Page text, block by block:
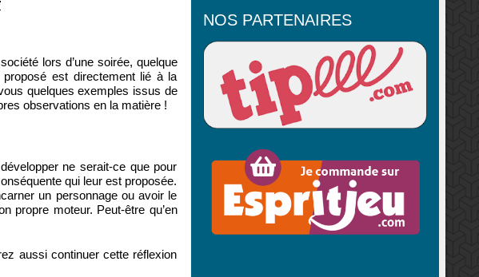
lors d’une soirée, quelque
est directement lié à la
quelques exemples issus de
observations en la matière !
ne serait-ce que pour
qui leur est proposée.
un personnage ou avoir le
propre moteur. Peut-être qu’en
aussi continuer cette réflexion
NOS PARTENAIRES